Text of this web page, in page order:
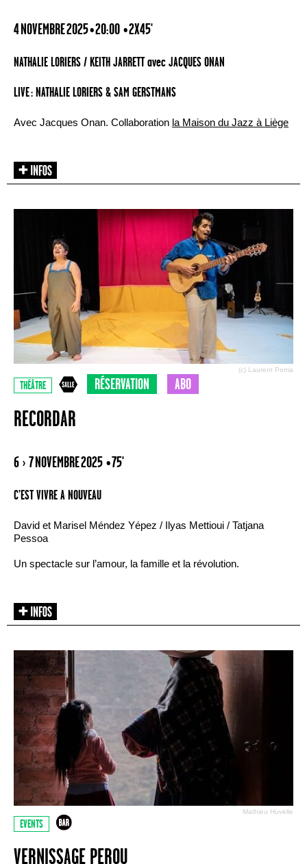
4 NOVEMBRE 2025 • 20:00 • 2X45'
NATHALIE LORIERS / KEITH JARRETT avec JACQUES ONAN
LIVE : NATHALIE LORIERS & SAM GERSTMANS
Avec Jacques Onan. Collaboration la Maison du Jazz à Liège
(c) Laurent Poma
THÉÂTRE RÉSERVATION ABO
RECORDAR
6 › 7 NOVEMBRE 2025 • 75'
C’EST VIVRE A NOUVEAU
David et Marisel Méndez Yépez / Ilyas Mettioui / Tatjana
Pessoa
Un spectacle sur l’amour, la famille et la révolution.
Mathieu Huvelle
EVENTS
VERNISSAGE PEROU